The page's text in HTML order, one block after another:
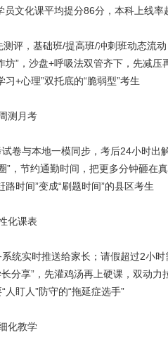
员文化课平均提分86分，本科上线率
评，基础班/提高班/冲刺班动态流动
坊”，沙盘+呼吸法双管齐下，先减压
+心理”双托底的“脆弱型”考生
测月考
卷与本地一模同步，考后24小时出
”，节约通勤时间，把更多分钟砸在
路时间”变成“刷题时间”的县区考生
化课表
统实时推送给家长；请假超过2小
分享”，先灌鸡汤再上硬课，双动力
盯人”防守的“拖延症选手”
化教学